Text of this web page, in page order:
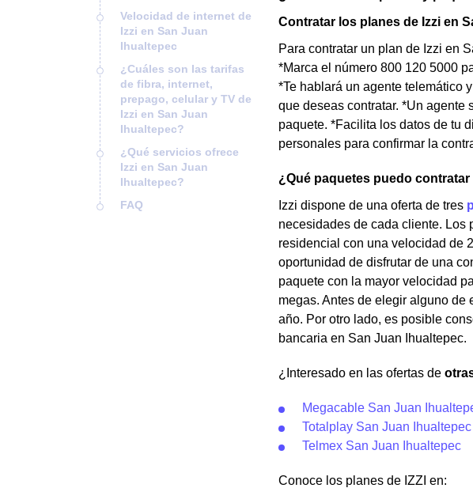
Velocidad de internet de
Izzi en San Juan
Ihualtepec
¿Cuáles son las tarifas
de fibra, internet,
prepago, celular y TV de
Izzi en San Juan
Ihualtepec?
¿Qué servicios ofrece
Izzi en San Juan
Ihualtepec?
FAQ
Contratar los planes de Izzi en
Para contratar un plan de Izzi en
*Marca el número 800 120 5000
*Te hablará un agente telemático
que deseas contratar. *Un agente
paquete. *Facilita los datos de tu
personales para confirmar la
¿Qué paquetes puedo
Izzi dispone de una oferta de tres
necesidades de cada cliente. Los
residencial con una velocidad de
oportunidad de disfrutar de una
paquete con la mayor velocidad
megas. Antes de elegir alguno de
año. Por otro lado, es posible
bancaria en San Juan Ihualtepec.
¿Interesado en las ofertas de
Megacable San Juan
Totalplay San Juan Ihualtepec
Telmex San Juan Ihualtepec
Conoce los planes de IZZI en: